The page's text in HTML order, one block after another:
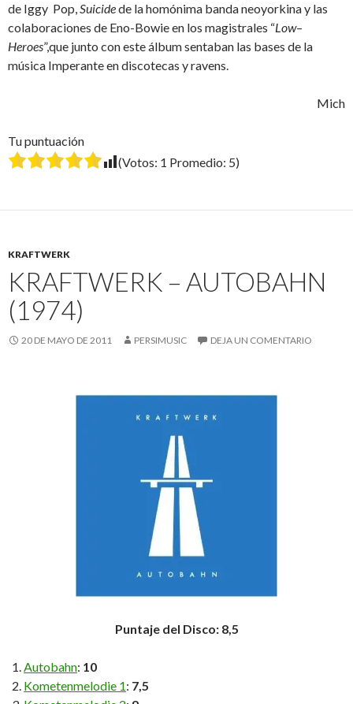
de Iggy Pop,Suicidede la homónima banda neoyorkina y las
colaboraciones de Eno-Bowie en los magistrales “Low–
Heroes”,que junto con este álbum sentaban las bases de la
música Imperante en discotecas y ravens.
Mich
Tu puntuación
(Votos: 1 Promedio: 5)
KRAFTWERK
KRAFTWERK – AUTOBAHN
(1974)
20 DE MAYO DE 2011 PERSIMUSIC DEJA UN COMENTARIO
Puntaje del Disco: 8,5
Autobahn: 10
Kometenmelodie 1: 7,5